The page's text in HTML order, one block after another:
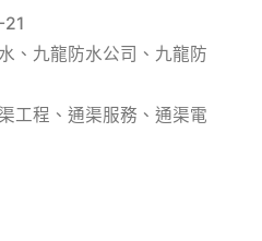
、 九龍防水公司 、 九龍防
工程 、 通渠服務 、 通渠電